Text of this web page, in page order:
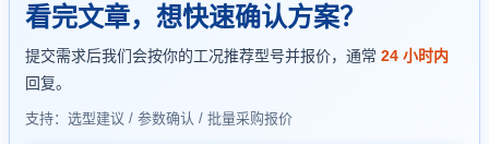
看完文章，想快速确认方案？
提交需求后我们会按你的工况推荐型号并报价，通常 24 小时内
回复。
支持：选型建议 / 参数确认 / 批量采购报价